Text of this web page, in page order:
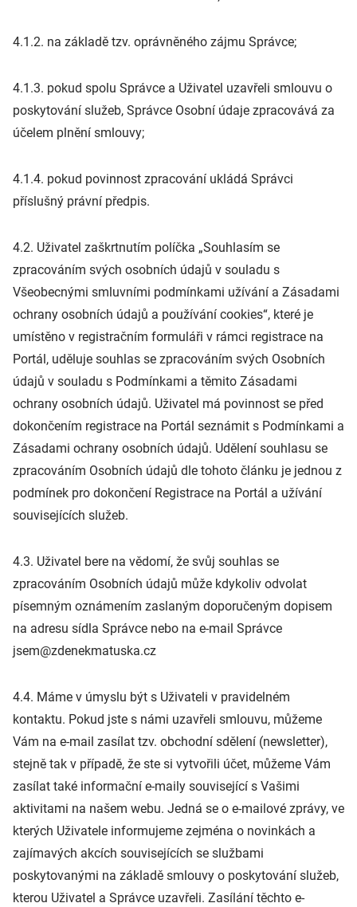
4.1.2. na základě tzv. oprávněného zájmu Správce;
4.1.3. pokud spolu Správce a Uživatel uzavřeli smlouvu o
poskytování služeb, Správce Osobní údaje zpracovává za
účelem plnění smlouvy;
4.1.4. pokud povinnost zpracování ukládá Správci
příslušný právní předpis.
4.2. Uživatel zaškrtnutím políčka „Souhlasím se
zpracováním svých osobních údajů v souladu s
Všeobecnými smluvními podmínkami užívání a Zásadami
ochrany osobních údajů a používání cookies“, které je
umístěno v registračním formuláři v rámci registrace na
Portál, uděluje souhlas se zpracováním svých Osobních
údajů v souladu s Podmínkami a těmito Zásadami
ochrany osobních údajů. Uživatel má povinnost se před
dokončením registrace na Portál seznámit s Podmínkami a
Zásadami ochrany osobních údajů. Udělení souhlasu se
zpracováním Osobních údajů dle tohoto článku je jednou z
podmínek pro dokončení Registrace na Portál a užívání
souvisejících služeb.
4.3. Uživatel bere na vědomí, že svůj souhlas se
zpracováním Osobních údajů může kdykoliv odvolat
písemným oznámením zaslaným doporučeným dopisem
na adresu sídla Správce nebo na e-mail Správce
jsem@zdenekmatuska.cz
4.4. Máme v úmyslu být s Uživateli v pravidelném
kontaktu. Pokud jste s námi uzavřeli smlouvu, můžeme
Vám na e-mail zasílat tzv. obchodní sdělení (newsletter),
stejně tak v případě, že ste si vytvořili účet, můžeme Vám
zasílat také informační e-maily související s Vašimi
aktivitami na našem webu. Jedná se o e-mailové zprávy, ve
kterých Uživatele informujeme zejména o novinkách a
zajímavých akcích souvisejících se službami
poskytovanými na základě smlouvy o poskytování služeb,
kterou Uživatel a Správce uzavřeli. Zasílání těchto e-